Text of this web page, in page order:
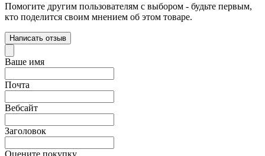
Помогите другим пользователям с выбором - будьте первым,
кто поделится своим мнением об этом товаре.
Написать отзыв
Ваше имя
Почта
Вебсайт
Заголовок
Оцените покупку